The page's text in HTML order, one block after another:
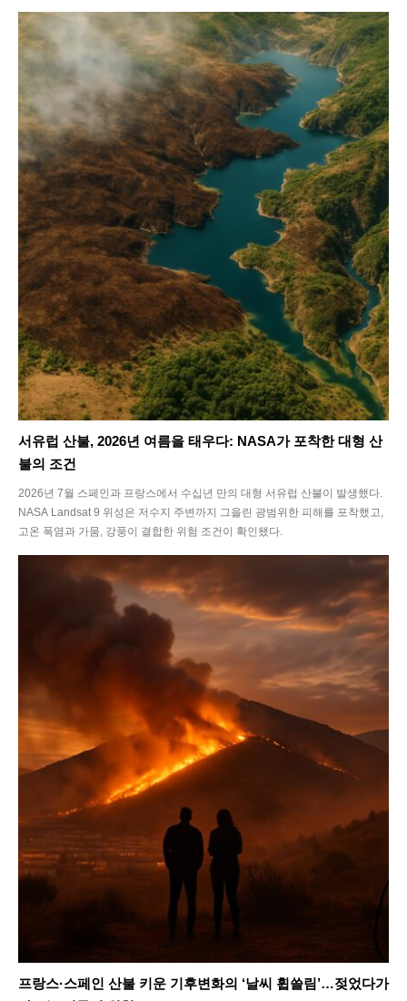
서유럽 산불, 2026년 여름을 태우다: NASA가 포착한 대형 산
불의 조건
2026년 7월 스페인과 프랑스에서 수십년 만의 대형 서유럽 산불이 발생했다.
NASA Landsat 9 위성은 저수지 주변까지 그을린 광범위한 피해를 포착했고,
고온 폭염과 가뭄, 강풍이 결합한 위험 조건이 확인됐다.
프랑스·스페인 산불 키운 기후변화의 ‘날씨 휩쓸림’…젖었다가